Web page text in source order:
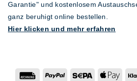
Garantie" und kostenlosem
ganz beruhigt online bestellen.
Hier klicken und mehr erfahren
RechungPayPal Sepa